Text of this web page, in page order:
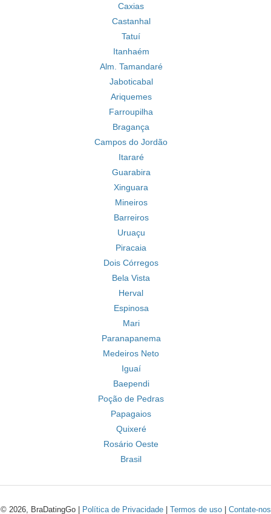
Caxias
Castanhal
Tatuí
Itanhaém
Alm. Tamandaré
Jaboticabal
Ariquemes
Farroupilha
Bragança
Campos do Jordão
Itararé
Guarabira
Xinguara
Mineiros
Barreiros
Uruaçu
Piracaia
Dois Córregos
Bela Vista
Herval
Espinosa
Mari
Paranapanema
Medeiros Neto
Iguaí
Baependi
Poção de Pedras
Papagaios
Quixeré
Rosário Oeste
Brasil
© 2026, BraDatingGo | Política de Privacidade| Termos de uso| Contate-nos